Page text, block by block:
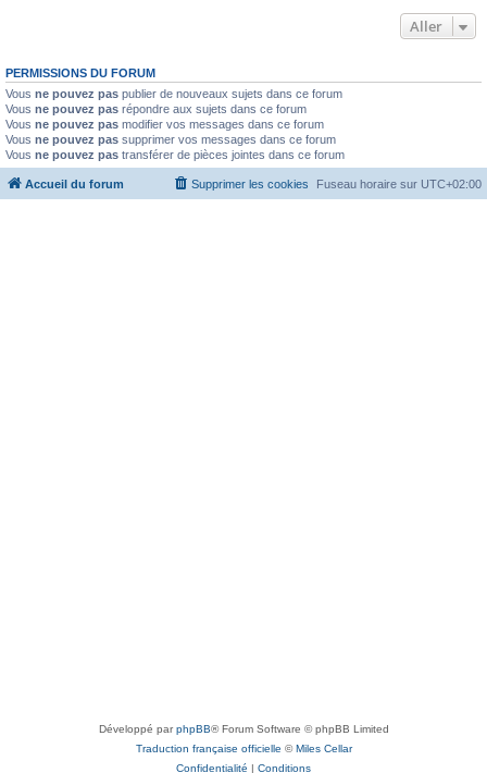
Aller
PERMISSIONS DU FORUM
Vous ne pouvez pas publier de nouveaux sujets dans ce forum
Vous ne pouvez pas répondre aux sujets dans ce forum
Vous ne pouvez pas modifier vos messages dans ce forum
Vous ne pouvez pas supprimer vos messages dans ce forum
Vous ne pouvez pas transférer de pièces jointes dans ce forum
Accueil du forum Fuseau horaire sur UTC+02:00
Supprimer les cookies
Développé parphpBB® Forum Software © phpBB Limited
Traduction française officielle ©Miles Cellar
Confidentialité | Conditions